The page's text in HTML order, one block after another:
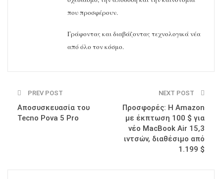
που προσφέρουν.
Γράφοντας και διαβάζοντας τεχνολογικά νέα
από όλο τον κόσμο.
PREV POST
Αποσυσκευασία του
Tecno Pova 5 Pro
NEXT POST
Προσφορές: Η Amazon
με έκπτωση 100 $ για
νέο MacBook Air 15,3
ιντσών, διαθέσιμο από
1.199 $